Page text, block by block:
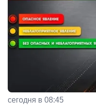
сегодня в 08:45